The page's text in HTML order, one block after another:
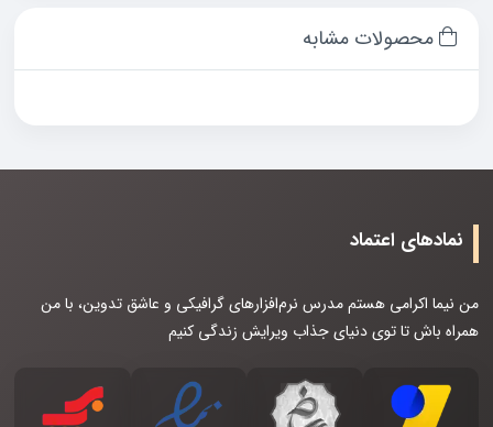
محصولات مشابه
نمادهای اعتماد
من نیما اکرامی هستم مدرس نرم‌افزارهای گرافیکی و عاشق تدوین، با من
همراه باش تا توی دنیای جذاب ویرایش زندگی کنیم